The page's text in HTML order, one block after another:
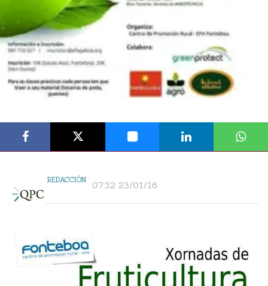
REDACCIÓN 07:32 23/01/16